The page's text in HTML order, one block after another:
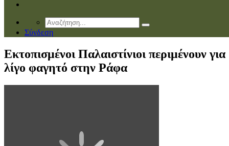
Σύνδεση
Εκτοπισμένοι Παλαιστίνιοι περιμένουν για
λίγο φαγητό στην Ράφα